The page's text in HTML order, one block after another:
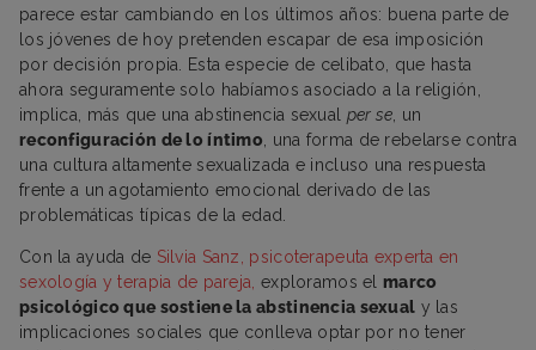
parece estar cambiando en los últimos años: buena parte de
los jóvenes de hoy pretenden escapar de esa imposición
por decisión propia. Esta especie de celibato, que hasta
ahora seguramente solo habíamos asociado a la religión,
implica, más que una abstinencia sexual per se , un
reconfiguración de lo íntimo , una forma de rebelarse contra
una cultura altamente sexualizada e incluso una respuesta
frente a un agotamiento emocional derivado de las
problemáticas típicas de la edad.
Con la ayuda de Silvia Sanz, psicoterapeuta experta en
sexología y terapia de pareja, exploramos el marco
psicológico que sostiene la abstinencia sexual y las
implicaciones sociales que conlleva optar por no tener